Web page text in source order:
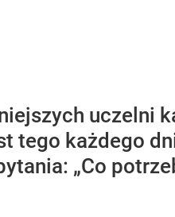
uczelni
tego każdego
„Co